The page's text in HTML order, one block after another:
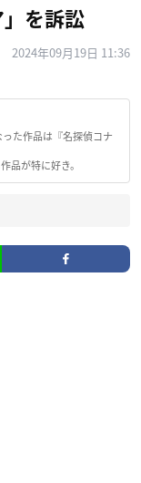
」を訴訟
2024年09月19日 11:36
た作品は『名探偵コナ
品が特に好き。